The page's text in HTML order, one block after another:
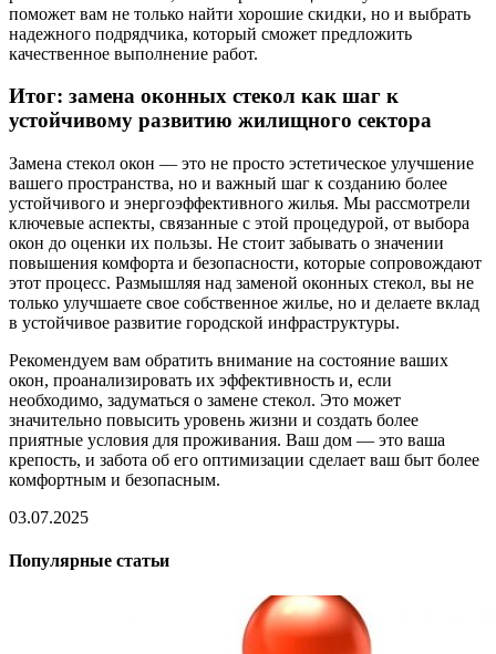
поможет вам не только найти хорошие скидки, но и выбрать
надежного подрядчика, который сможет предложить
качественное выполнение работ.
Итог: замена оконных стекол как шаг к
устойчивому развитию жилищного сектора
Замена стекол окон — это не просто эстетическое улучшение
вашего пространства, но и важный шаг к созданию более
устойчивого и энергоэффективного жилья. Мы рассмотрели
ключевые аспекты, связанные с этой процедурой, от выбора
окон до оценки их пользы. Не стоит забывать о значении
повышения комфорта и безопасности, которые сопровождают
этот процесс. Размышляя над заменой оконных стекол, вы не
только улучшаете свое собственное жилье, но и делаете вклад
в устойчивое развитие городской инфраструктуры.
Рекомендуем вам обратить внимание на состояние ваших
окон, проанализировать их эффективность и, если
необходимо, задуматься о замене стекол. Это может
значительно повысить уровень жизни и создать более
приятные условия для проживания. Ваш дом — это ваша
крепость, и забота об его оптимизации сделает ваш быт более
комфортным и безопасным.
03.07.2025
Популярные статьи